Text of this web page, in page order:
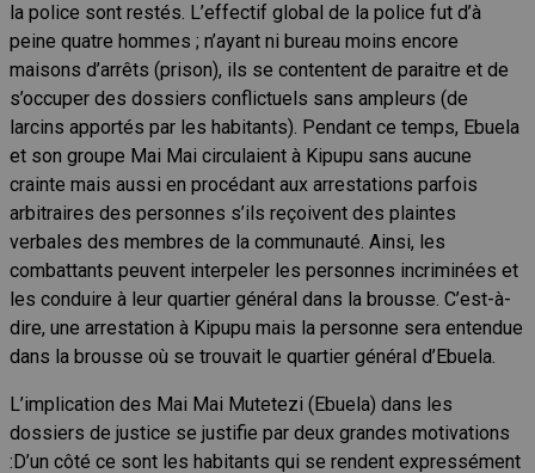
la police sont restés. L’effectif global de la police fut d’à
peine quatre hommes ; n’ayant ni bureau moins encore
maisons d’arrêts (prison), ils se contentent de paraitre et de
s’occuper des dossiers conflictuels sans ampleurs (de
larcins apportés par les habitants). Pendant ce temps, Ebuela
et son groupe Mai Mai circulaient à Kipupu sans aucune
crainte mais aussi en procédant aux arrestations parfois
arbitraires des personnes s’ils reçoivent des plaintes
verbales des membres de la communauté. Ainsi, les
combattants peuvent interpeler les personnes incriminées et
les conduire à leur quartier général dans la brousse. C’est-à-
dire, une arrestation à Kipupu mais la personne sera entendue
dans la brousse où se trouvait le quartier général d’Ebuela.
L’implication des Mai Mai Mutetezi (Ebuela) dans les
dossiers de justice se justifie par deux grandes motivations
:D’un côté ce sont les habitants qui se rendent expressément